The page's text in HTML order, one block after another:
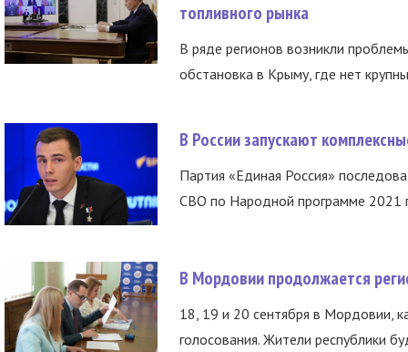
топливного рынка
В ряде регионов возникли
обстановка в Крыму, где нет
В России запускают
Партия «Единая Россия»
СВО по Народной программе 2021
В Мордовии продолжается
18, 19 и 20 сентября в Мордовии,
голосования. Жители республики